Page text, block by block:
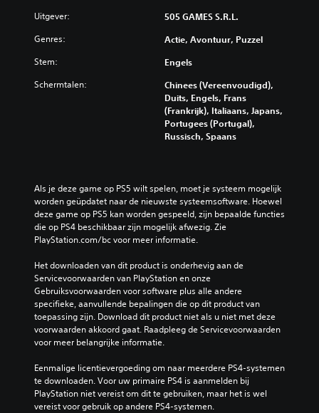
Uitgever: 505 GAMES S.R.L.
Genres: Actie, Avontuur, Puzzel
Stem: Engels
Schermtalen:
Chinees (Vereenvoudigd),
Duits, Engels, Frans
(Frankrijk), Italiaans, Japans,
Portugees (Portugal),
Russisch, Spaans
Als je deze game op PS5 wilt spelen, moet je systeem mogelijk
worden geüpdatet naar de nieuwste systeemsoftware. Hoewel
deze game op PS5 kan worden gespeeld, zijn bepaalde functies
die op PS4 beschikbaar zijn mogelijk afwezig. Zie
PlayStation.com/bc voor meer informatie.
Het downloaden van dit product is onderhevig aan de
Servicevoorwaarden van PlayStation en onze
Gebruiksvoorwaarden voor software plus alle andere
specifieke, aanvullende bepalingen die op dit product van
toepassing zijn. Download dit product niet als u niet met deze
voorwaarden akkoord gaat. Raadpleeg de Servicevoorwaarden
voor meer belangrijke informatie.
Eenmalige licentievergoeding om naar meerdere PS4-systemen
te downloaden. Voor uw primaire PS4 is aanmelden bij
PlayStation niet vereist om dit te gebruiken, maar het is wel
vereist voor gebruik op andere PS4-systemen.